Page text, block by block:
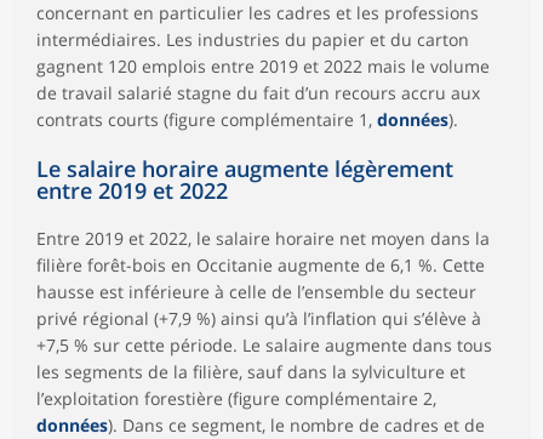
concernant en particulier les cadres et les professions
intermédiaires. Les industries du papier et du carton
gagnent 120 emplois entre 2019 et 2022 mais le volume
de travail salarié stagne du fait d’un recours accru aux
contrats courts (figure complémentaire 1, données).
Le salaire horaire augmente légèrement
entre 2019 et 2022
Entre 2019 et 2022, le salaire horaire net moyen dans la
filière forêt-bois en Occitanie augmente de 6,1 %. Cette
hausse est inférieure à celle de l’ensemble du secteur
privé régional (+7,9 %) ainsi qu’à l’inflation qui s’élève à
+7,5 % sur cette période. Le salaire augmente dans tous
les segments de la filière, sauf dans la sylviculture et
l’exploitation forestière (figure complémentaire 2,
données). Dans ce segment, le nombre de cadres et de